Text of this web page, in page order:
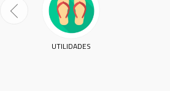
UTILIDADES